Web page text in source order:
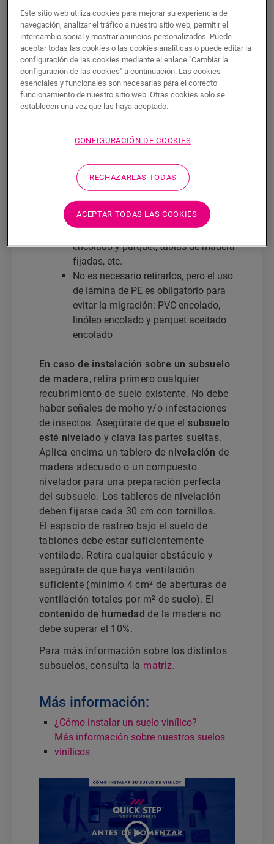
instalación de suelo vinílico Quick-Step,
deben tomarse las medidas necesarias.
Instalación flotante
Parasuelos flotantes, el subsuelo debe ser
estable y estar firmemente fijado. Además,
no puede ser blando, estar dañado ni estar
Deben retirarse los siguientes
fieltro punzonado, suelo vinílico
acolchado, suelo laminado flotante y
parquet, etc.
No es necesario retirarlos: baldosas
cerámicas, PVC, VCT, suelo laminado
encolado y parquet, tablas de madera
fijadas, etc.
No es necesario retirarlos, pero el uso
de lámina de PE es obligatorio para
evitar la migración: PVC encolado,
linóleo encolado y parquet aceitado
encolado
En caso de instalación sobre un subsuelo
de madera, retira primero cualquier
recubrimiento de suelo existente. No debe
haber señales de moho y/o infestaciones
de insectos. Asegúrate de que elsubsuelo
esté nivelado y clava las partes sueltas.
Aplica encima un tablero de nivelación de
madera adecuado o un compuesto
nivelador para una preparación perfecta
del subsuelo. Los tableros de nivelación
deben fijarse cada 30 cm con tornillos.
El espacio de rastreo bajo el suelo de
tablones debe estar suficientemente
ventilado. Retira cualquier obstáculo y
asegúrate de que haya ventilación
suficiente (mínimo 4 cm² de aberturas de
ventilación totales por m² de suelo). El
contenido de humedad de la madera no
debe superar el 10%.
Para más información sobre los distintos
subsuelos, consulta la matriz.
Más información:
¿Cómo instalar un suelo vinílico?
Más información sobre nuestros suelos
vinílicos
Este sitio web utiliza cookies para mejorar su experiencia de
navegación, analizar el tráfico a nuestro sitio web, permitir el
intercambio social y mostrar anuncios personalizados. Puede
aceptar todas las cookies o las cookies analíticas o puede editar la
configuración de las cookies mediante el enlace "Cambiar la
configuración de las cookies" a continuación. Las cookies
esenciales y funcionales son necesarias para el correcto
funcionamiento de nuestro sitio web. Otras cookies solo se
establecen una vez que las haya aceptado.
CONFIGURACIÓN DE COOKIES
RECHAZARLAS TODAS
ACEPTAR TODAS LAS COOKIES